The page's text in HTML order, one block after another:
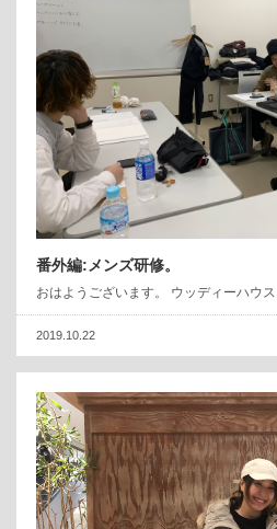
番外編:メンズ研修。
おはようございます。 ウッディーハウ
2019.10.22